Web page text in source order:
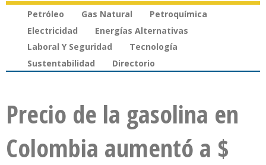
Petróleo Gas Natural
Petroquímica
Electricidad
Energías Alternativas
Laboral Y Seguridad
Tecnología
Sustentabilidad
Directorio
Precio de la gasolina en
Colombia aumentó a $